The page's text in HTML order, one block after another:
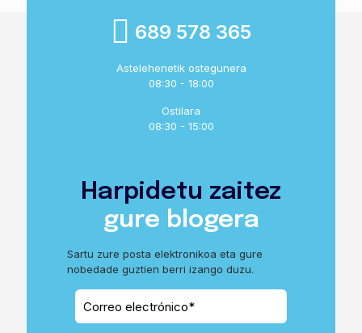
689 578 365
Astelehenetik ostegunera
08:30 - 18:00
Ostilara
08:30 - 15:00
Harpidetu zaitez
gure blogera
Sartu zure posta elektronikoa eta gure
nobedade guztien berri izango duzu.